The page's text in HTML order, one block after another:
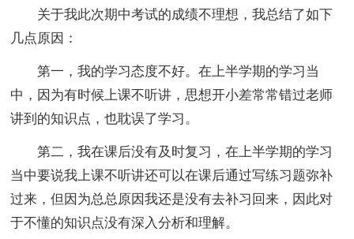
关于我此次期中考试的成绩不理想，我总结了如下
几点原因：
第一，我的学习态度不好。在上半学期的学习当
中，因为有时候上课不听讲，思想开小差常常错过老师
讲到的知识点，也耽误了学习。
第二，我在课后没有及时复习，在上半学期的学习
当中要说我上课不听讲还可以在课后通过写练习题弥补
过来，但因为总总原因我还是没有去补习回来，因此对
于不懂的知识点没有深入分析和理解。